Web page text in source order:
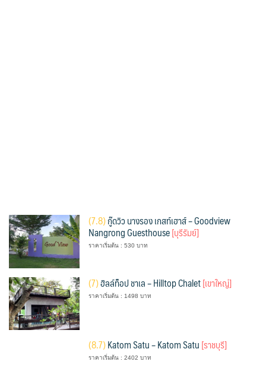
(7.8)กู๊ดวิว นางรอง เกสท์เฮาส์ – Goodview
Nangrong Guesthouse[บุรีรัมย์]
ราคาเริ่มต้น : 530 บาท
(7)ฮิลล์ท็อป ชาเล – Hilltop Chalet[เขาใหญ่]
ราคาเริ่มต้น : 1498 บาท
(8.7)Katom Satu – Katom Satu[ราชบุรี]
ราคาเริ่มต้น : 2402 บาท